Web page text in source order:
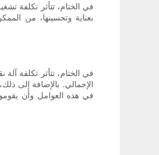
بعناية وتحسينها، من
الإجمالي. بالإضافة إلى
في هذه العوامل وأن